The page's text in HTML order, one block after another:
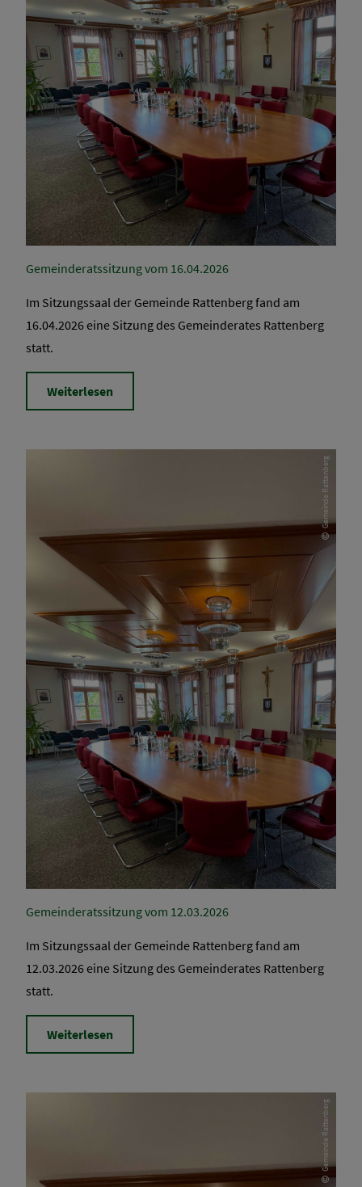
Gemeinderatssitzung vom 16.04.2026
Im Sitzungssaal der Gemeinde Rattenberg fand am
16.04.2026 eine Sitzung des Gemeinderates Rattenberg
statt.
Weiterlesen
Gemeinde Rattenberg
Gemeinderatssitzung vom 12.03.2026
Im Sitzungssaal der Gemeinde Rattenberg fand am
12.03.2026 eine Sitzung des Gemeinderates Rattenberg
statt.
Weiterlesen
Gemeinde Rattenberg